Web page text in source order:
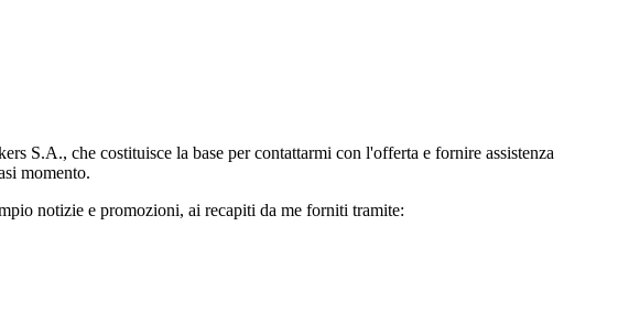
S.A., che costituisce la base per contattarmi con l'offerta e fornire assistenza
momento.
notizie e promozioni, ai recapiti da me forniti tramite: